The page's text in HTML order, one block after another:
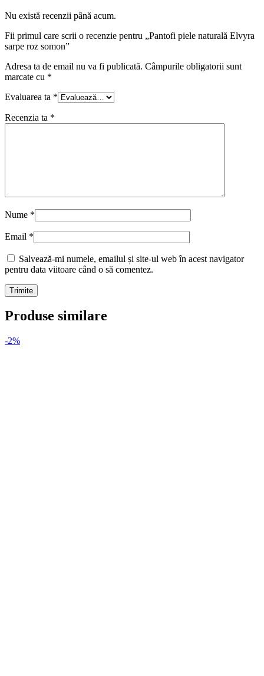
Nu există recenzii până acum.
Fii primul care scrii o recenzie pentru „Pantofi piele naturală Elvyra
sarpe roz somon”
Adresa ta de email nu va fi publicată. Câmpurile obligatorii sunt
marcate cu *
Evaluarea ta *
Recenzia ta *
Nume *
Email *
Salvează-mi numele, emailul și site-ul web în acest navigator
pentru data viitoare când o să comentez.
Produse similare
-2%